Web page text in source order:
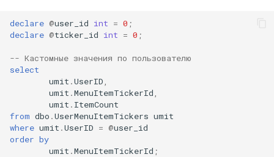
declare @user_id int = 0 ;
declare @ticker_id int = 0 ;
-- Кастомные значения по пользователю
select
umit .UserID
umit .MenuItemTickerId
umit . ItemCount
from dbo .UserMenuItemTickers umit
where umit .UserID = @user_id
order by
umit .MenuItemTickerId ;